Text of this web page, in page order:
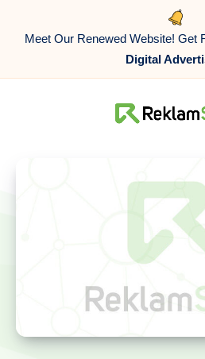
Meet Our Renewed Website! Get
Digital